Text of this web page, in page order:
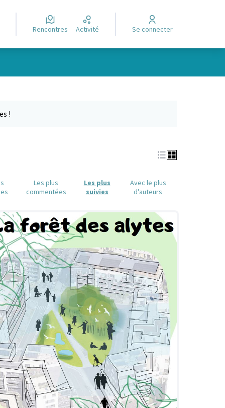
Rencontres Activité Se connecter
!
Les plus
commentées
Les plus
suivies
Avec le plus
d'auteurs